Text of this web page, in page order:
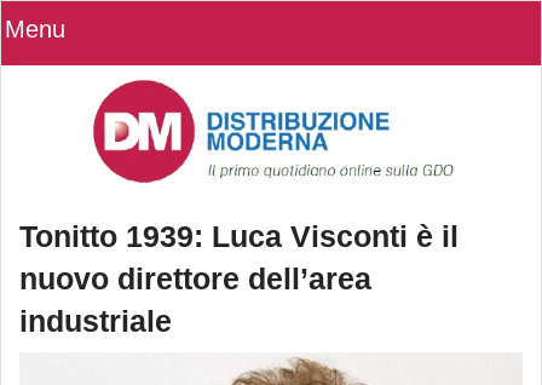
Menu
Tonitto 1939: Luca Visconti è il
nuovo direttore dell’area
industriale